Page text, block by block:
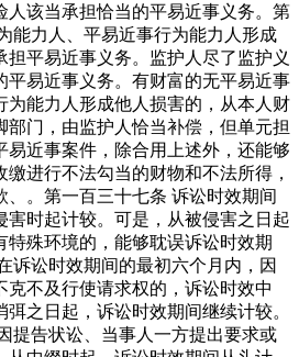
人该当承担恰当的平易近事义务。第
能力人、平易近事行为能力人形成
担平易近事义务。监护人尽了监护义
平易近事义务。有财富的无平易近事
为能力人形成他人损害的，从本人财
部门，由监护人恰当补偿，但单元担
易近事案件，除合用上述外，还能够
进行不法勾当的财物和不法所得，
、。第一百三十七条 诉讼时效期间
害时起计较。可是，从被侵害之日起
特殊环境的，能够耽误诉讼时效期
诉讼时效期间的最初六个月内，因
克不及行使请求权的，诉讼时效中
之日起，诉讼时效期间继续计较。
提告状讼、当事人一方提出要求或